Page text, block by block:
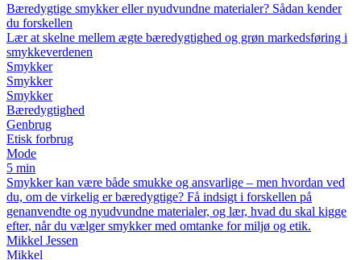
Bæredygtige smykker eller nyudvundne materialer? Sådan kender
du forskellen
Lær at skelne mellem ægte bæredygtighed og grøn markedsføring i
smykkeverdenen
Smykker
Smykker
Smykker
Bæredygtighed
Genbrug
Etisk forbrug
Mode
5 min
Smykker kan være både smukke og ansvarlige – men hvordan ved
du, om de virkelig er bæredygtige? Få indsigt i forskellen på
genanvendte og nyudvundne materialer, og lær, hvad du skal kigge
efter, når du vælger smykker med omtanke for miljø og etik.
Mikkel Jessen
Mikkel